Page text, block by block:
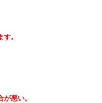
。
悪い。